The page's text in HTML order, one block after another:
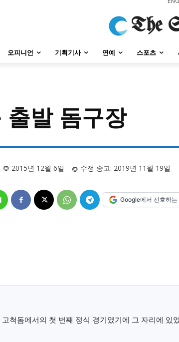
학 (문학산책)
벌 뉴스
인천지역 경기지역 강원지역 충청지역
수완 키즈
학 (문학산책)
벌 뉴스
인천지역 경기지역 강원지역 충청지역
수완 키즈
The
오피니언 기획기사 연예 스포츠
출발 돔구장
2015년 12월 6일 수정 송고: 2019년 11월 19일
Google에서 선호하는
척돔에서의 첫 번째 정식 경기였기에 그 자리에 있